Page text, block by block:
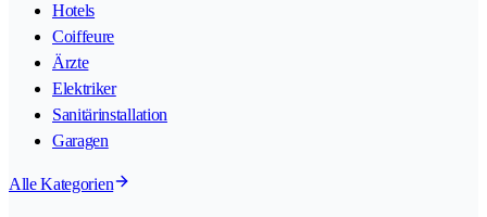
Hotels
Coiffeure
Ärzte
Elektriker
Sanitärinstallation
Garagen
Alle Kategorien